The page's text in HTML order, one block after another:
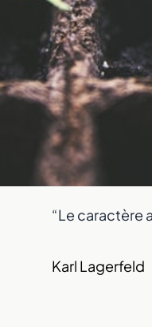
“Le caractère
Karl Lagerfeld